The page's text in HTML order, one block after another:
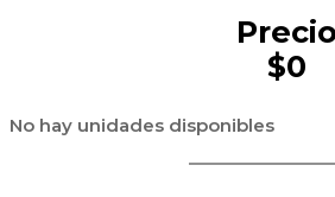
Precio
$0
No hay unidades disponibles